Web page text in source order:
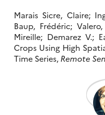
Marais Sicre, Claire;
Baup, Frédéric;
Mireille; Demarez V.;
Crops Using High
Time Series, Remote